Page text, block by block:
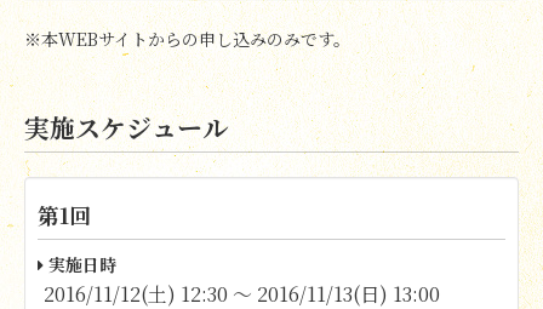
※本WEBサイトからの申し込みのみです。
実施スケジュール
第1回
実施日時
2016/11/12(土) 12:30 〜 2016/11/13(日) 13:00